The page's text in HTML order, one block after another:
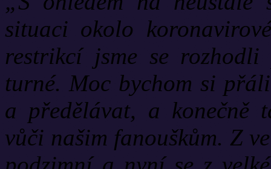
situaci okolo
restrikcí jsme se
turné. Moc bychom si
a předělávat, a konečně
vůči našim fanouškům. Z